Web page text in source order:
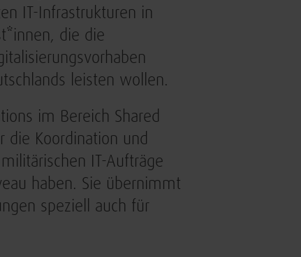
IT-Infrastrukturen in
die die
leisten wollen.
im Bereich Shared
die Koordination und
IT-Aufträge
haben. Sie übernimmt
speziell auch für